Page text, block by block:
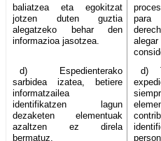
baliatzea eta egokitzat
jotzen duten guztia
alegatzeko behar den
informazioa jasotzea.
para
d) Espedienterako
sarbidea izatea, betiere
informatzailea
identifikatzen lagun
dezaketen elementuak
azaltzen ez direla
bermatuz.
d)